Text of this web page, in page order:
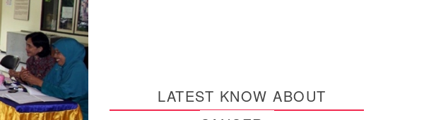
LATEST KNOW ABOUT